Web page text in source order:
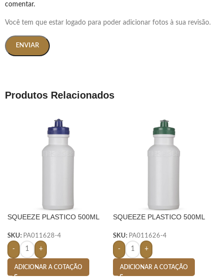
comentar.
Você tem que estar logado para poder adicionar fotos à sua revisão.
Produtos Relacionados
SQUEEZE PLASTICO 500ML
SKU: PA011628-4
- +
ADICIONAR A COTAÇÃO
SQUEEZE PLASTICO 500ML
SKU: PA011626-4
- +
ADICIONAR A COTAÇÃO